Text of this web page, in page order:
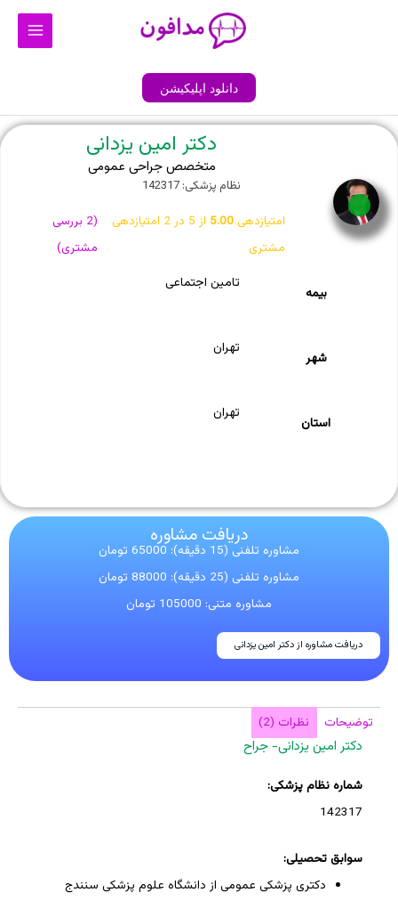
Main
دانلود اپلیکیشن
دکتر امین یزدانی
متخصص جراحی عمومی
نظام پزشکی: 142317
امتیازدهی5.00 از 5 در 2 امتیازدهی
مشتری
(
2 بررسی
مشتری)
بیمه
تامین اجتماعی
شهر
تهران
استان
تهران
دریافت مشاوره
مشاوره تلفنی (15 دقیقه): 65000 تومان
مشاوره تلفنی (25 دقیقه): 88000 تومان
مشاوره متنی: 105000 تومان
دریافت مشاوره از دکتر امین یزدانی
توضیحات نظرات (2)
دکتر امین یزدانی- جراح
شماره نظام پزشکی:
142317
سوابق تحصیلی:
دکتری پزشکی عمومی از دانشگاه علوم پزشکی سنندج